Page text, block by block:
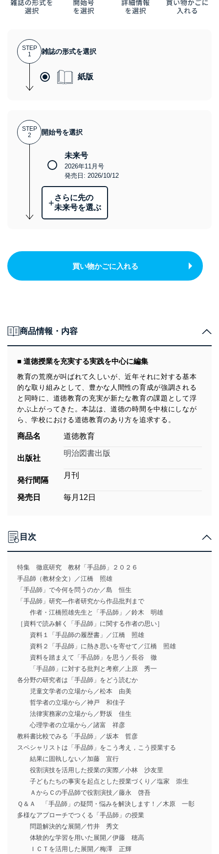
STEP
1
雑誌の形式を選択
紙版
STEP
2
開始号を選択
未来号
2026年11月号
発売日: 2026/10/12
+さらに先の
未来号を選ぶ
買い物かごに入れる
商品情報・内容
■ 道徳授業を充実する実践を中心に編集
教育の荒廃が叫ばれて久しいが、近年それに対する基本
的な取り組みとして、豊かな人間性の育成が強調される
と同時に、道徳教育の充実が新たな教育の課題として浮
かぶ上がってきた。本誌は、道徳の時間を中核にしなが
ら、学校における道徳教育のあり方を追求する。
商品名 道徳教育
出版社
明治図書出版
発行間隔
月刊
発売日 毎月12日
目次
特集 徹底研究 教材「手品師」２０２６
手品師（教材全文）／江橋 照雄
「手品師」で今何を問うのか／島 恒生
「手品師」研究―作者研究から作品批判まで
作者・江橋照雄先生と「手品師」／鈴木 明雄
［資料で読み解く「手品師」に関する作者の思い］
資料１「手品師の履歴書」／江橋 照雄
資料２「手品師」に熱き思いを寄せて／江橋 照雄
資料を踏まえて「手品師」を思う／長谷 徹
「手品師」に対する批判と考察／上原 秀一
各分野の研究者は「手品師」をどう読むか
児童文学者の立場から／松本 由美
哲学者の立場から／神戸 和佳子
法律実務家の立場から／野坂 佳生
心理学者の立場から／諸富 祥彦
教科書比較でみる「手品師」／坂本 哲彦
スペシャリストは「手品師」をこう考え，こう授業する
結果に固執しない／加藤 宣行
役割演技を活用した授業の実際／小林 沙友里
子どもたちの事実を起点とした授業づくり／塩家 崇生
ＡからＣの手品師で役割演技／藤永 啓吾
Ｑ＆Ａ 「手品師」の疑問・悩みを解決します！／木原 一彰
多様なアプローチでつくる「手品師」の授業
問題解決的な展開／竹井 秀文
体験的な学習を用いた展開／伊藤 穂高
ＩＣＴを活用した展開／梅澤 正輝